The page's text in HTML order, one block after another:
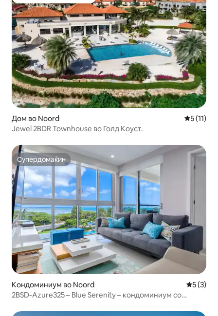
Дом во Noord
5 (11)
Jewel 2BDR Townhouse во Голд Коуст.
Супердомаќин
Супердомаќин
Кондоминиум во Noord
5 (3)
2BSD-Azure325 – Blue Serenity – кондоминиум со